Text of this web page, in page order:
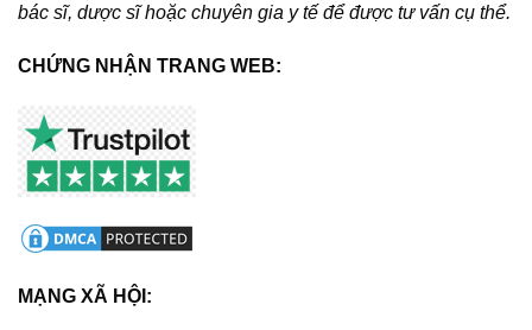
bác sĩ, dược sĩ hoặc chuyên gia y tế để được tư vấn cụ thể.
CHỨNG NHẬN TRANG WEB:
MẠNG XÃ HỘI: